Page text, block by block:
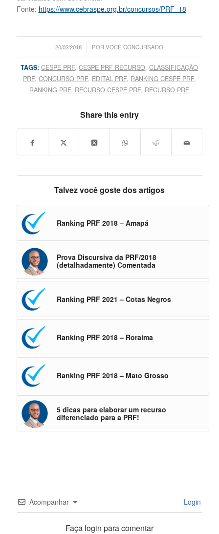
Fonte: https://www.cebraspe.org.br/concursos/PRF_18
20/02/2018
/ PORVOCÊ CONCURSADO
TAGS: CESPE PRF,CESPE PRF RECURSO,CLASSIFICAÇÃO
PRF, CONCURSO PRF, EDITAL PRF, RANKING CESPE PRF,
RANKING PRF, RECURSO CESPE PRF, RECURSO PRF
Share this entry
Talvez você goste dos artigos
Ranking PRF 2018 – Amapá
Prova Discursiva da PRF/2018
(detalhadamente) Comentada
Ranking PRF 2021 – Cotas Negros
Ranking PRF 2018 – Roraima
Ranking PRF 2018 – Mato Grosso
5 dicas para elaborar um recurso
diferenciado para a PRF!
Acompanhar Login
Faça login para comentar